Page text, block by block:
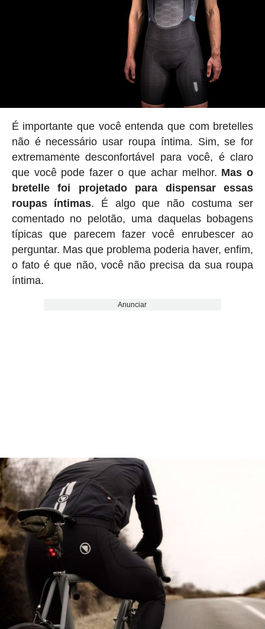
É importante que você entenda que com bretelles
não é necessário usar roupa íntima. Sim, se for
extremamente desconfortável para você, é claro
que você pode fazer o que achar melhor. Mas o
bretelle foi projetado para dispensar essas
roupas íntimas. É algo que não costuma ser
comentado no pelotão, uma daquelas bobagens
típicas que parecem fazer você enrubescer ao
perguntar. Mas que problema poderia haver, enfim,
o fato é que não, você não precisa da sua roupa
íntima.
Anunciar